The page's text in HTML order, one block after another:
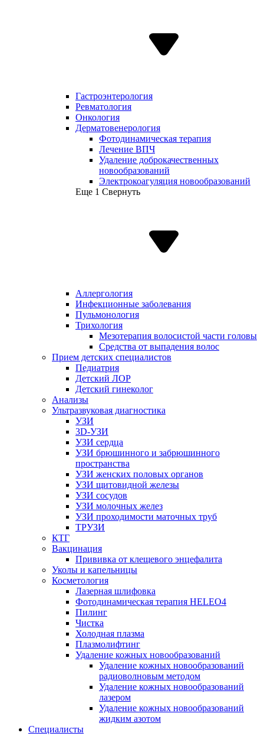
Гастроэнтерология
Ревматология
Онкология
Дерматовенерология
Фотодинамическая терапия
Лечение ВПЧ
Удаление доброкачественных
новообразований
Электрокоагуляция новообразований
Еще 1 Свернуть
Аллергология
Инфекционные заболевания
Пульмонология
Трихология
Мезотерапия волосистой части головы
Средства от выпадения волос
Прием детских специалистов
Педиатрия
Детский ЛОР
Детский гинеколог
Анализы
Ультразвуковая диагностика
УЗИ
3D-УЗИ
УЗИ сердца
УЗИ брюшинного и забрюшинного
пространства
УЗИ женских половых органов
УЗИ щитовидной железы
УЗИ сосудов
УЗИ молочных желез
УЗИ проходимости маточных труб
ТРУЗИ
КТГ
Вакцинация
Прививка от клещевого энцефалита
Уколы и капельницы
Косметология
Лазерная шлифовка
Фотодинамическая терапия HELEO4
Пилинг
Чистка
Холодная плазма
Плазмолифтинг
Удаление кожных новообразований
Удаление кожных новообразований
радиоволновым методом
Удаление кожных новообразований
лазером
Удаление кожных новообразований
жидким азотом
Специалисты